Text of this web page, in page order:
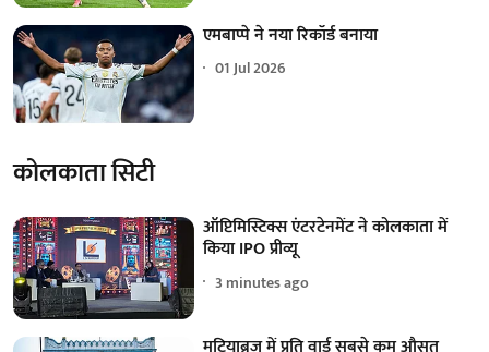
एमबाप्पे ने नया रिकॉर्ड बनाया
01 Jul 2026
कोलकाता सिटी
ऑप्टिमिस्टिक्स एंटरटेनमेंट ने कोलकाता में
किया IPO प्रीव्यू
3 minutes ago